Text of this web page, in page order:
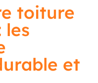
toiture
les
et